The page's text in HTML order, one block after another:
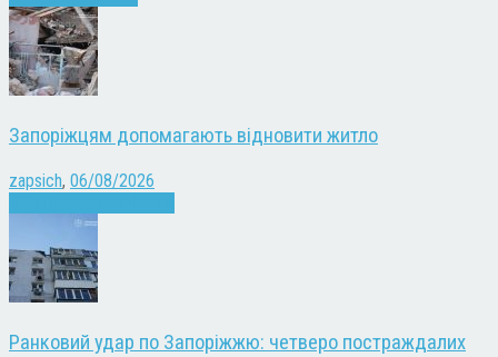
Запоріжцям допомагають відновити житло
zapsich, 06/08/2026
Ранковий удар по Запоріжжю: четверо постраждалих